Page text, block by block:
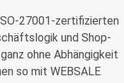
27001-zertifizierten
und Shop-
ohne Abhängigkeit
so mit WEBSALE